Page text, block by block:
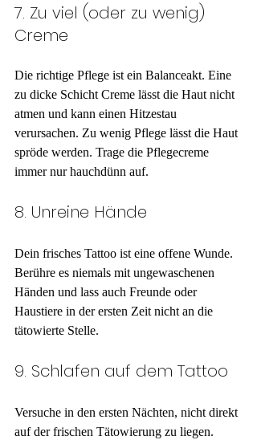
7. Zu viel (oder zu wenig)
Creme
Die richtige Pflege ist ein Balanceakt. Eine
zu dicke Schicht Creme lässt die Haut nicht
atmen und kann einen Hitzestau
verursachen. Zu wenig Pflege lässt die Haut
spröde werden. Trage die Pflegecreme
immer nur hauchdünn auf.
8. Unreine Hände
Dein frisches Tattoo ist eine offene Wunde.
Berühre es niemals mit ungewaschenen
Händen und lass auch Freunde oder
Haustiere in der ersten Zeit nicht an die
tätowierte Stelle.
9. Schlafen auf dem Tattoo
Versuche in den ersten Nächten, nicht direkt
auf der frischen Tätowierung zu liegen.